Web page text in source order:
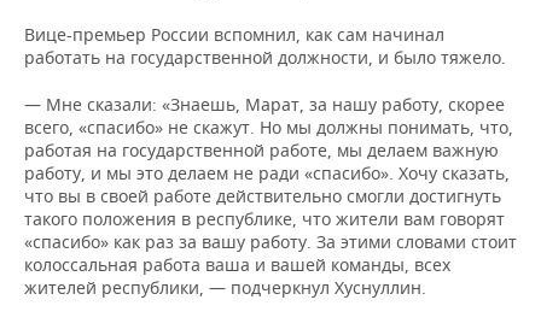
Вице-премьер России вспомнил, как сам начинал
работать на государственной должности, и было тяжело.
— Мне сказали: «Знаешь, Марат, за нашу работу, скорее
всего, «спасибо» не скажут. Но мы должны понимать, что,
работая на государственной работе, мы делаем важную
работу, и мы это делаем не ради «спасибо». Хочу сказать,
что вы в своей работе действительно смогли достигнуть
такого положения в республике, что жители вам говорят
«спасибо» как раз за вашу работу. За этими словами стоит
колоссальная работа ваша и вашей команды, всех
жителей республики, — подчеркнул Хуснуллин.